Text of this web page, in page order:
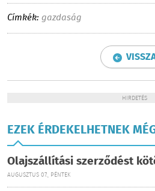
Címkék: gazdaság
HIRDETÉS
EZEK ÉRDEKELHETNEK
Olajszállítási szerződést
AUGUSZTUS 07., PÉNTEK